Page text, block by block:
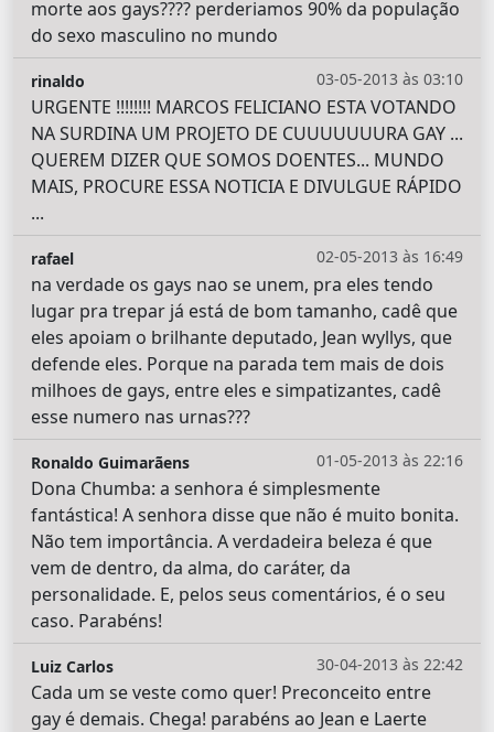
morte aos gays???? perderiamos 90% da população
do sexo masculino no mundo
03-05-2013 às 03:10
rinaldo
URGENTE !!!!!!!! MARCOS FELICIANO ESTA VOTANDO
NA SURDINA UM PROJETO DE CUUUUUUURA GAY ...
QUEREM DIZER QUE SOMOS DOENTES... MUNDO
MAIS, PROCURE ESSA NOTICIA E DIVULGUE RÁPIDO
...
02-05-2013 às 16:49
rafael
na verdade os gays nao se unem, pra eles tendo
lugar pra trepar já está de bom tamanho, cadê que
eles apoiam o brilhante deputado, Jean wyllys, que
defende eles. Porque na parada tem mais de dois
milhoes de gays, entre eles e simpatizantes, cadê
esse numero nas urnas???
01-05-2013 às 22:16
Ronaldo Guimarãens
Dona Chumba: a senhora é simplesmente
fantástica! A senhora disse que não é muito bonita.
Não tem importância. A verdadeira beleza é que
vem de dentro, da alma, do caráter, da
personalidade. E, pelos seus comentários, é o seu
caso. Parabéns!
30-04-2013 às 22:42
Luiz Carlos
Cada um se veste como quer! Preconceito entre
gay é demais. Chega! parabéns ao Jean e Laerte